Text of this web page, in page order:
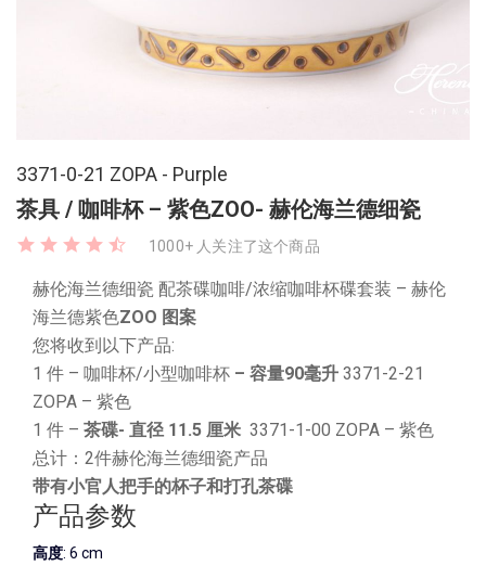
3371-0-21 ZOPA - Purple
茶具 / 咖啡杯 – 紫色ZOO- 赫伦海兰德细瓷
1000+ 人关注了这个商品
赫伦海兰德细瓷 配茶碟咖啡/浓缩咖啡杯碟套装 – 赫伦
海兰德紫色ZOO 图案
您将收到以下产品:
1 件 – 咖啡杯/小型咖啡杯 – 容量90毫升 3371-2-21
ZOPA – 紫色
1 件 – 茶碟- 直径 11.5 厘米 3371-1-00 ZOPA – 紫色
总计：2件赫伦海兰德细瓷产品
带有小官人把手的杯子和打孔茶碟
产品参数
高度: 6 cm